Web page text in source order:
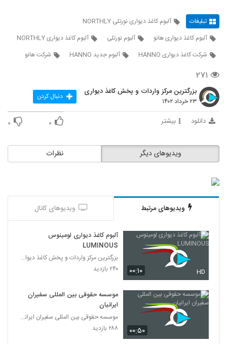
تبلیغات
آلبوم کاغذ دیواری نورتلی NORTHLY
آلبوم کاغذ دیواری هانو
آلبوم نورتلی
آلبوم کاغذ دیواری NORTHLY
شرکت کاغذ دیواری HANNO
آلبوم جدید HANNO شرکت هانو
۲۷۱
بزرگترین مرکز واردات و پخش کاغذ دیواری
۲۳ خرداد ۱۴۰۲ دنبال کردن
دانلود بیشتر ۰ ۰
نظرات ویدیوهای دیگر
ویدیوهای مرتبط ویدیوهای کانال
۰۰:۱۰ HD
آلبوم کاغذ دیواری لومینوس
LUMINOUS
بزرگترین مرکز واردات و پخش کاغذ دیواری
۲۴۰ بازدید
۰۰:۵۰
موسسه حقوقی بین المللی سفیران
ایرانیان
موسسه حقوقی بین المللی سفیران ایرانیان
۲۸۸ بازدید